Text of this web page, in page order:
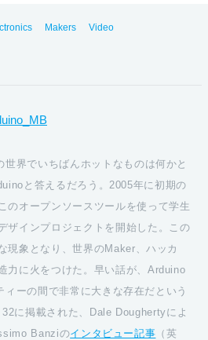
Makers Video
界でいちばんホットなものは何かと
と答えるだろう。2005年に初期の
のオープンソースツールを使って学生
ザインプロジェクトを開始した。この
現象となり、世界のMaker、ハッカ
力に火をつけた。早い話が、Arduino
ーの間で非常に大きな存在だという
に掲載された、Dale Doughertyによ
Banziのインタビュー記事 （英